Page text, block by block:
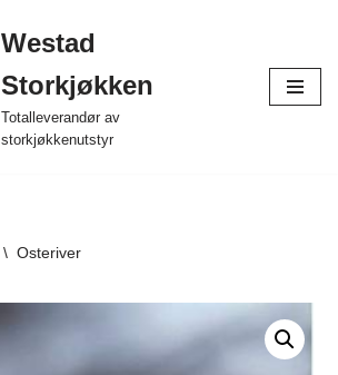
Westad
Storkjøkken
Totalleverandør av
storkjøkkenutstyr
\ Osteriver